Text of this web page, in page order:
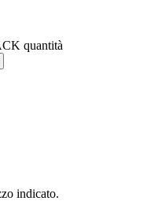
quantità
indicato.